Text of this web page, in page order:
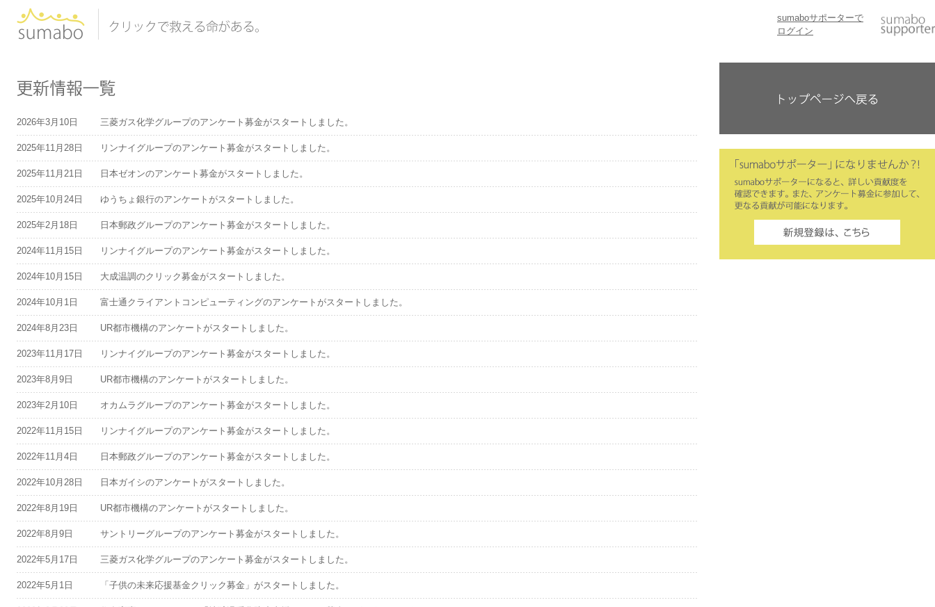
sumaboサポーターで
ログイン
2026年3月10日 三菱ガス化学グループのアンケート募金がスタートしました。
2025年11月28日 リンナイグループのアンケート募金がスタートしました。
2025年11月21日 日本ゼオンのアンケート募金がスタートしました。
2025年10月24日 ゆうちょ銀行のアンケートがスタートしました。
2025年2月18日 日本郵政グループのアンケート募金がスタートしました。
2024年11月15日 リンナイグループのアンケート募金がスタートしました。
2024年10月15日 大成温調のクリック募金がスタートしました。
2024年10月1日 富士通クライアントコンピューティングのアンケートがスタートしました。
2024年8月23日 UR都市機構のアンケートがスタートしました。
2023年11月17日 リンナイグループのアンケート募金がスタートしました。
2023年8月9日 UR都市機構のアンケートがスタートしました。
2023年2月10日 オカムラグループのアンケート募金がスタートしました。
2022年11月15日 リンナイグループのアンケート募金がスタートしました。
2022年11月4日 日本郵政グループのアンケート募金がスタートしました。
2022年10月28日 日本ガイシのアンケートがスタートしました。
2022年8月19日 UR都市機構のアンケートがスタートしました。
2022年8月9日 サントリーグループのアンケート募金がスタートしました。
2022年5月17日 三菱ガス化学グループのアンケート募金がスタートしました。
2022年5月1日 「子供の未来応援基金クリック募金」がスタートしました。